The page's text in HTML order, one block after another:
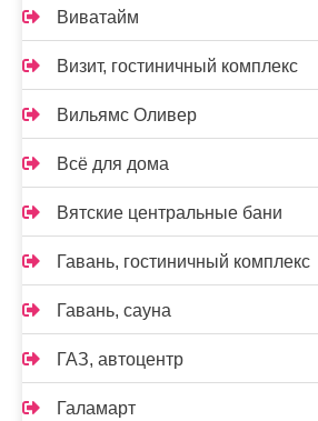
Виватайм
Визит, гостиничный комплекс
Вильямс Оливер
Всё для дома
Вятские центральные бани
Гавань, гостиничный комплекс
Гавань, сауна
ГАЗ, автоцентр
Галамарт